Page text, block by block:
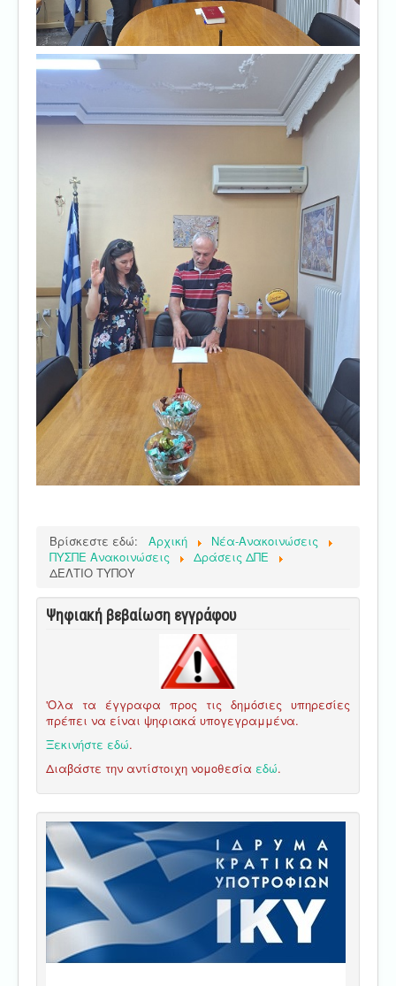
Βρίσκεστε εδώ: Αρχική
Νέα-Ανακοινώσεις
ΠΥΣΠΕ Ανακοινώσεις
Δράσεις ΔΠΕ
ΔΕΛΤΙΟ ΤΥΠΟΥ
Ψηφιακή βεβαίωση εγγράφου
'Ολα τα έγγραφα προς τις δημόσιες υπηρεσίες
πρέπει να είναι ψηφιακά υπογεγραμμένα.
Ξεκινήστε εδώ.
Διαβάστε την αντίστοιχη νομοθεσία εδώ.